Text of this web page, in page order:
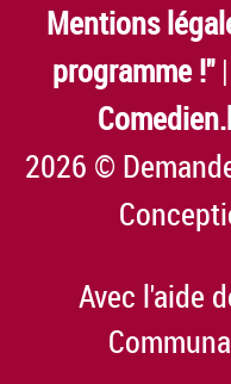
Mentions
programme !"|
2026 ©
Avec l'aide